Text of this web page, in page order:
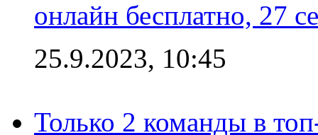
онлайн бесплатно, 27
25.9.2023, 10:45
Только 2 команды в